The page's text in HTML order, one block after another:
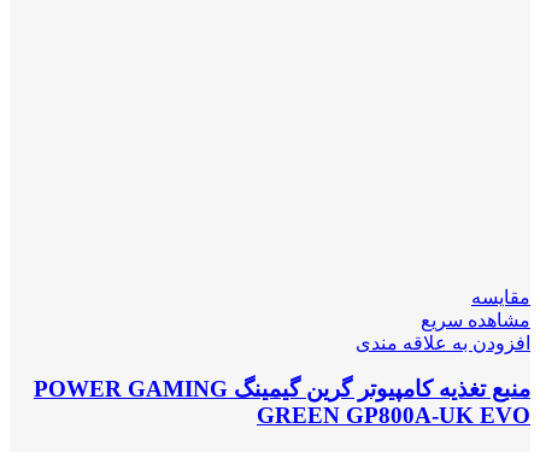
مقایسه
مشاهده سریع
افزودن به علاقه مندی
منبع تغذیه کامپیوتر گرین گیمینگ POWER GAMING
GREEN GP800A-UK EVO